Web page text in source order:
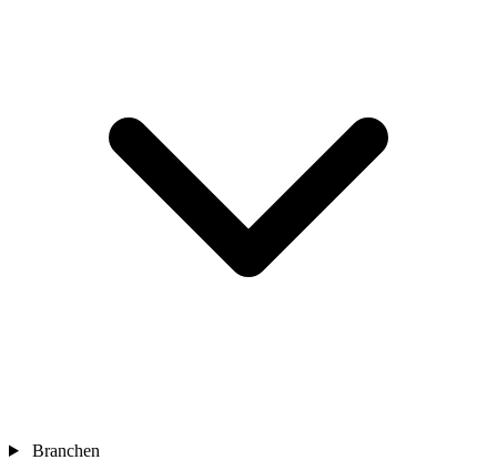
Branchen